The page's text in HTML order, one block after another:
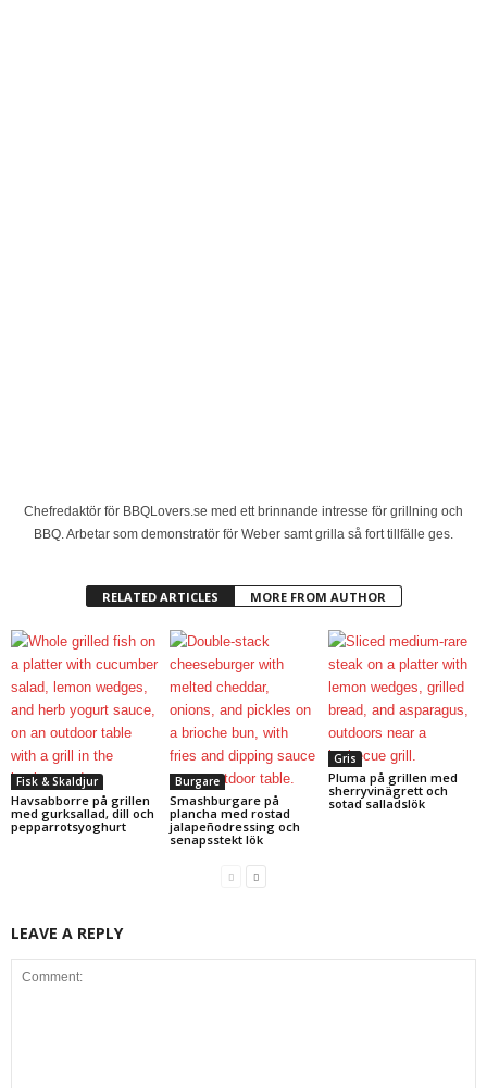
Chefredaktör för BBQLovers.se med ett brinnande intresse för grillning och
BBQ. Arbetar som demonstratör för Weber samt grilla så fort tillfälle ges.
RELATED ARTICLES MORE FROM AUTHOR
Fisk & Skaldjur
Havsabborre på grillen
med gurksallad, dill och
pepparrotsyoghurt
Burgare
Smashburgare på
plancha med rostad
jalapeñodressing och
senapsstekt lök
Gris
Pluma på grillen med
sherryvinägrett och
sotad salladslök
LEAVE A REPLY